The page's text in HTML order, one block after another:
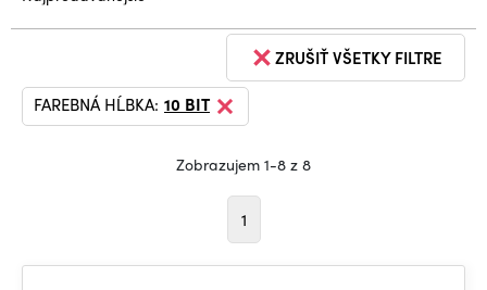
ZRUŠIŤ VŠETKY FILTRE
FAREBNÁ HĹBKA: 10 BIT
Zobrazujem 1-8 z 8
1